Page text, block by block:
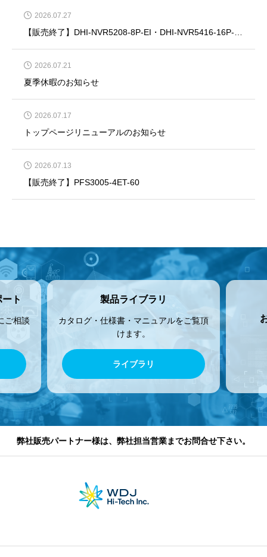
2026.07.27
2026.07.21
夏季休暇のお知らせ
2026.07.17
トップページリニューアルのお知らせ
2026.07.13
【販売終了】PFS3005-4ET-60
ト
ご相談
製品ライブラリ
カタログ・仕様書・マニュアルをご覧頂
けます。
ライブラリ
弊社販売パートナー様は、弊社担当営業までお問合せ下さい。